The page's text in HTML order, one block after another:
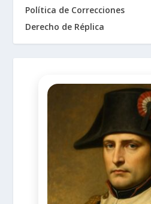
Política de Correcciones
Derecho de Réplica